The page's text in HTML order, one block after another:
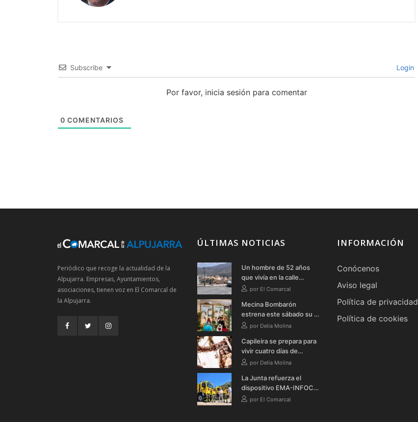
Subscribe Login
Por favor, inicia sesión para comentar
0 COMENTARIOS
Periódico que recoge la actualidad de la
Alpujarra. Empresas, Ayuntamientos,
asociaciones, tienen voz en El Comarcal de
la Alpujarra.
ÚLTIMAS NOTICIAS
Un hombre de 52 años
que vivía en la calle
fallece en Órgiva tras
una bañera
por El Comarcal
Mecina Bombarón
estrena este sábado su I
Ruta Literaria Teatralizada
teatro y verbena
por Delia Molina
Capileira se prepara para
vivir cuatro días de
celebración en honor a la
por Delia Molina
La Junta refuerza el
dispositivo EMA-INFOCA
en Granada con cinco
por El Comarcal
INFORMACIÓN
Conócenos
Aviso legal
Política de privacidad
Política de cookies